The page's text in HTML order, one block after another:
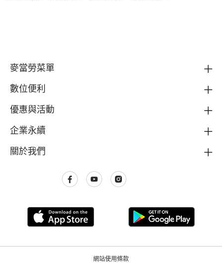
麥當勞菜單
數位便利
優惠與活動
企業永續
關於我們
網站使用條款